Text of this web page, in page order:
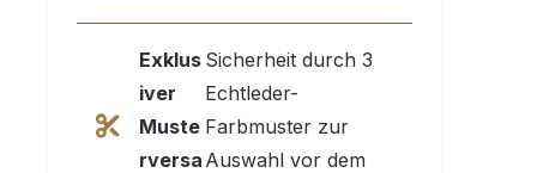
Exklus
iver
Muste
rversa
Sicherheit durch 3
Echtleder-
Farbmuster zur
Auswahl vor dem